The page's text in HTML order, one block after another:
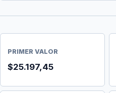
PRIMER VALOR
$25.197,45